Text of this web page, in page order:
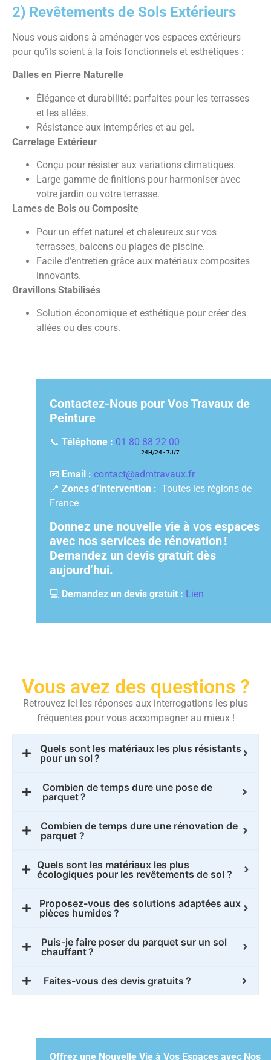
2) Revêtements de Sols Extérieurs
Nous vous aidons à aménager vos espaces extérieurs
pour qu’ils soient à la fois fonctionnels et esthétiques :
Dalles en Pierre Naturelle
Élégance et durabilité: parfaites pour les terrasses
et les allées.
Résistance aux intempéries et au gel.
Carrelage Extérieur
Conçu pour résister aux variations climatiques.
Large gamme de finitions pour harmoniser avec
votre jardin ou votre terrasse.
Lames de Bois ou Composite
Pour un effet naturel et chaleureux sur vos
terrasses, balcons ou plages de piscine.
Facile d’entretien grâce aux matériaux composites
innovants.
Gravillons Stabilisés
Solution économique et esthétique pour créer des
allées ou des cours.
Contactez-Nous pour Vos Travaux de
Peinture
📞 Téléphone : 01 80 88 22 00
📧 Email : contact@admtravaux.fr
📍 Zones d’intervention : Toutes les régions de
France
Donnez une nouvelle vie à vos espaces
avec nos services de rénovation !
Demandez un devis gratuit dès
aujourd’hui.
💻 Demandez un devis gratuit : Lien
Vous avez des questions ?
Retrouvez ici les réponses aux interrogations les plus
fréquentes pour vous accompagner au mieux !
Quels sont les matériaux les plus résistants
pour un sol ?
Combien de temps dure une pose de
parquet ?
Combien de temps dure une rénovation de
parquet ?
Quels sont les matériaux les plus
écologiques pour les revêtements de sol ?
Proposez-vous des solutions adaptées aux
pièces humides ?
Puis-je faire poser du parquet sur un sol
chauffant ?
Faites-vous des devis gratuits ?
Offrez une Nouvelle Vie à Vos Espaces avec Nos